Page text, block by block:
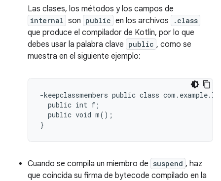
Las clases, los métodos y los campos de
internal son public en los archivos .class
que produce el compilador de Kotlin, por lo que
debes usar la palabra clave public , como se
muestra en el siguiente ejemplo:
-keepclassmembers public class
  public int f;
  public void m();
Cuando se compila un miembro de suspend , haz
que coincida su firma de bytecode compilado en la